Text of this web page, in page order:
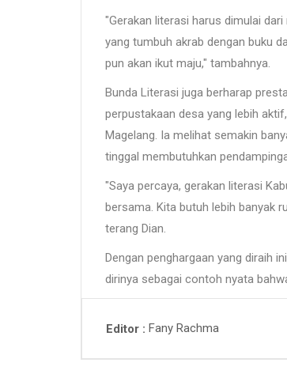
"Gerakan literasi harus dimulai
yang tumbuh akrab dengan buku
pun akan ikut maju," tambahnya.
Bunda Literasi juga berharap
perpustakaan desa yang lebih
Magelang. Ia melihat semakin
tinggal membutuhkan
"Saya percaya, gerakan literasi
bersama. Kita butuh lebih banyak
terang Dian.
Dengan penghargaan yang diraih
dirinya sebagai contoh nyata
Editor Fany Rachma